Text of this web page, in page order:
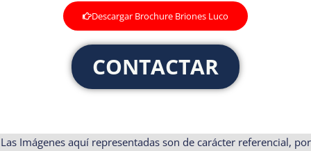
Descargar Brochure Briones Luco
CONTACTAR
Las Imágenes aquí representadas son de carácter referencial, por